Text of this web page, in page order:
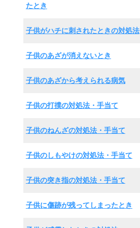
たとき
子供がハチに刺されたときの対処法
子供のあざが消えないとき
子供のあざから考えられる病気
子供の打撲の対処法・手当て
子供のねんざの対処法・手当て
子供のしもやけの対処法・手当て
子供の突き指の対処法・手当て
子供に傷跡が残ってしまったとき